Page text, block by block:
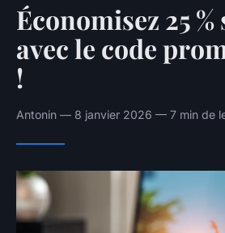
Économisez 25
avec le code
!
Antonin — 8 janvier 2026 — 7 min de